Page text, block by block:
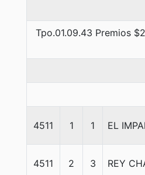
Tpo.01.09.43 Premios
4511 1 1 EL
4511 2 3 REY